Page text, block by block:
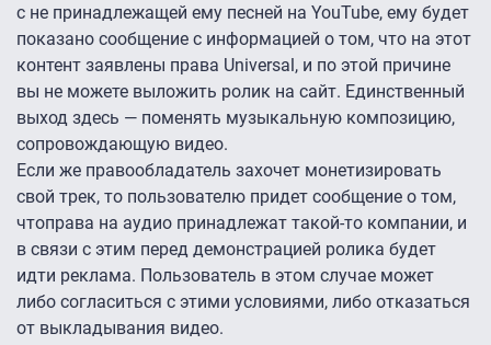
с не принадлежащей ему песней на YouTube, ему будет
показано сообщение с информацией о том, что на этот
контент заявлены права Universal, и по этой причине
вы не можете выложить ролик на сайт. Единственный
выход здесь — поменять музыкальную композицию,
сопровождающую видео.
Если же правообладатель захочет монетизировать
свой трек, то пользователю придет сообщение о том,
чтоправа на аудио принадлежат такой-то компании, и
в связи с этим перед демонстрацией ролика будет
идти реклама. Пользователь в этом случае может
либо согласиться с этими условиями, либо отказаться
от выкладывания видео.